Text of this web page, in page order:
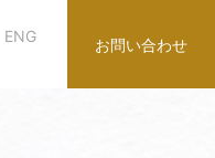
お問い合わせ
ENG